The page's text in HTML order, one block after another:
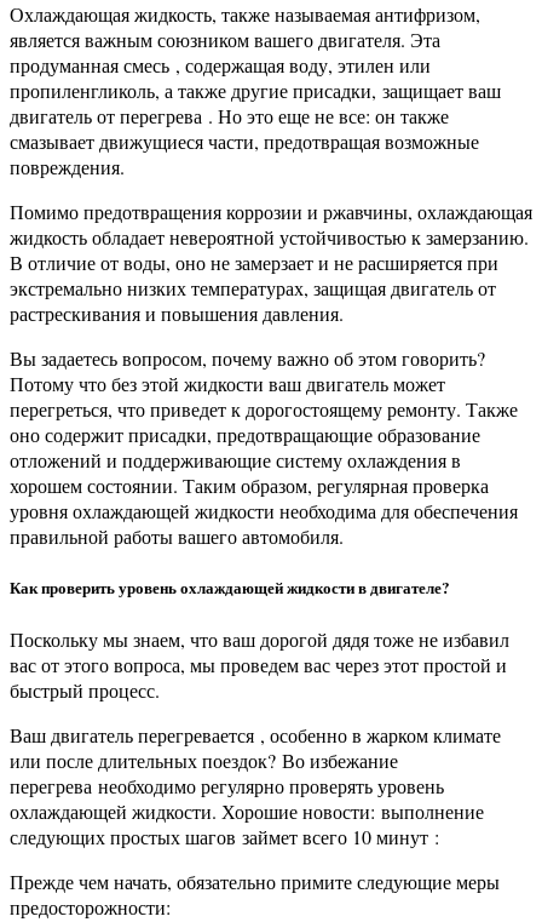
Охлаждающая жидкость, также называемая антифризом,
является важным союзником вашего двигателя. Эта
продуманная смесь , содержащая воду, этилен или
пропиленгликоль, а также другие присадки, защищает ваш
двигатель от перегрева . Но это еще не все: он также
смазывает движущиеся части, предотвращая возможные
повреждения.
Помимо предотвращения коррозии и ржавчины, охлаждающая
жидкость обладает невероятной устойчивостью к замерзанию.
В отличие от воды, оно не замерзает и не расширяется при
экстремально низких температурах, защищая двигатель от
растрескивания и повышения давления.
Вы задаетесь вопросом, почему важно об этом говорить?
Потому что без этой жидкости ваш двигатель может
перегреться, что приведет к дорогостоящему ремонту. Также
оно содержит присадки, предотвращающие образование
отложений и поддерживающие систему охлаждения в
хорошем состоянии. Таким образом, регулярная проверка
уровня охлаждающей жидкости необходима для обеспечения
правильной работы вашего автомобиля.
Как проверить уровень охлаждающей жидкости в двигателе?
Поскольку мы знаем, что ваш дорогой дядя тоже не избавил
вас от этого вопроса, мы проведем вас через этот простой и
быстрый процесс.
Ваш двигатель перегревается , особенно в жарком климате
или после длительных поездок? Во избежание
перегрева необходимо регулярно проверять уровень
охлаждающей жидкости. Хорошие новости: выполнение
следующих простых шагов займет всего 10 минут :
Прежде чем начать, обязательно примите следующие меры
предосторожности: